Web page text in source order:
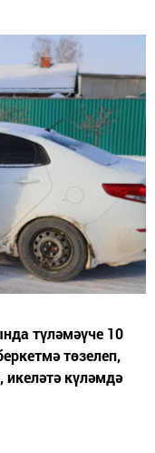
түләмәүче 10
төзелеп,
күләмдә